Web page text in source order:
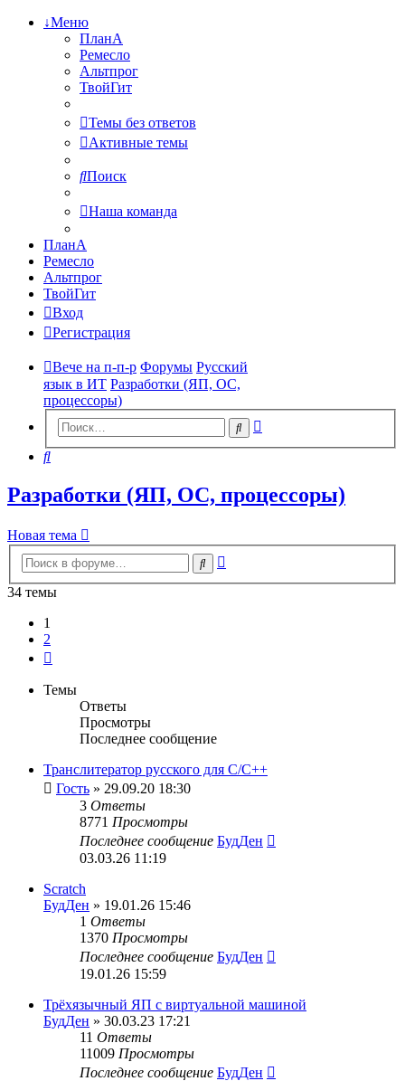
↓Меню
ПланА
Ремесло
Альтпрог
ТвойГит
Темы без ответов
Активные темы
Поиск
Наша команда
ПланА
Ремесло
Альтпрог
ТвойГит
Вход
Регистрация
Вече на п-п-р Форумы Русский
язык в ИТ Разработки (ЯП, ОС,
процессоры)
Поиск
Поиск
Разработки (ЯП, ОС, процессоры)
Новая тема
Поиск
34 темы
1
2
Темы
Ответы
Просмотры
Последнее сообщение
Транслитератор русского для С/С++
Гость » 29.09.20 18:30
3 Ответы
8771 Просмотры
Последнее сообщение БудДен
03.03.26 11:19
Scratch
БудДен » 19.01.26 15:46
1 Ответы
1370 Просмотры
Последнее сообщение БудДен
19.01.26 15:59
Трёхязычный ЯП с виртуальной машиной
БудДен » 30.03.23 17:21
11 Ответы
11009 Просмотры
Последнее сообщение БудДен